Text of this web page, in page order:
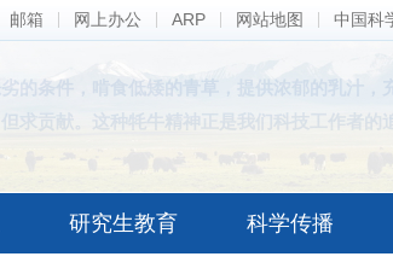
邮箱 网上办公 ARP 网站地图 中国科
的条件，啃食低矮的青草，提供浓郁的乳汁，
求贡献。这种牦牛精神正是我们科技工作者的
研究生教育 科学传播